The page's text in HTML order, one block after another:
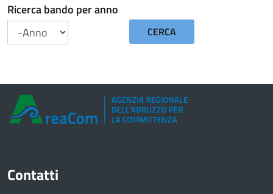
Ricerca bando per anno
CERCA
Contatti